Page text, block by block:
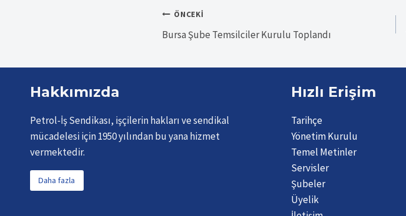
Yazı
gezinmesi
ÖNCEKI
Bursa Şube Temsilciler Kurulu Toplandı
Hakkımızda
Petrol-İş Sendikası, işçilerin hakları ve sendikal
mücadelesi için 1950 yılından bu yana hizmet
vermektedir.
Daha fazla
Hızlı Erişim
Tarihçe
Yönetim Kurulu
Temel Metinler
Servisler
Şubeler
Üyelik